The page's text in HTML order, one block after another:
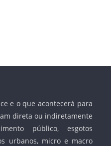
da iniciativa privada,
e o que acontecerá para
direta ou indiretamente
público, esgotos
urbanos, micro e macro